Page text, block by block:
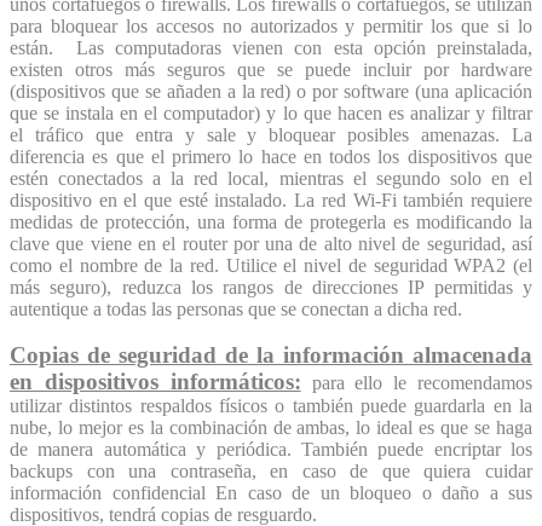
para bloquear los accesos no autorizados y permitir los que si lo
están. Las computadoras vienen con esta opción preinstalada,
existen otros más seguros que se puede incluir por hardware
(dispositivos que se añaden a la red) o por software (una aplicación
que se instala en el computador) y lo que hacen es analizar y filtrar
el tráfico que entra y sale y bloquear posibles amenazas. La
diferencia es que el primero lo hace en todos los dispositivos que
estén conectados a la red local, mientras el segundo solo en el
dispositivo en el que esté instalado. La red Wi-Fi también requiere
medidas de protección, una forma de protegerla es modificando la
clave que viene en el router por una de alto nivel de seguridad, así
como el nombre de la red. Utilice el nivel de seguridad WPA2 (el
más seguro), reduzca los rangos de direcciones IP permitidas y
autentique a todas las personas que se conectan a dicha red.
Copias de seguridad de la información almacenada
en dispositivos informáticos: para ello le recomendamos
utilizar distintos respaldos físicos o también puede guardarla en la
nube, lo mejor es la combinación de ambas, lo ideal es que se haga
de manera automática y periódica. También puede encriptar los
backups con una contraseña, en caso de que quiera cuidar
información confidencial En caso de un bloqueo o daño a sus
dispositivos, tendrá copias de resguardo.